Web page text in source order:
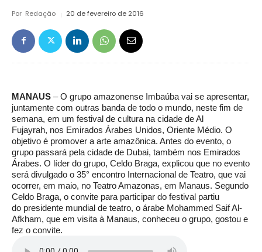
Por Redação 20 de fevereiro de 2016
MANAUS – O grupo amazonense Imbaúba vai se apresentar,
juntamente com outras banda de todo o mundo, neste fim de
semana, em um festival de cultura na cidade de Al
Fujayrah, nos Emirados Árabes Unidos, Oriente Médio. O
objetivo é promover a arte amazônica. Antes do evento, o
grupo passará pela cidade de Dubai, também nos Emirados
Árabes. O líder do grupo, Celdo Braga, explicou que no evento
será divulgado o 35° encontro Internacional de Teatro, que vai
ocorrer, em maio, no Teatro Amazonas, em Manaus. Segundo
Celdo Braga, o convite para participar do festival partiu
do presidente mundial de teatro, o árabe Mohammed Saif Al-
Afkham, que em visita à Manaus, conheceu o grupo, gostou e
fez o convite.